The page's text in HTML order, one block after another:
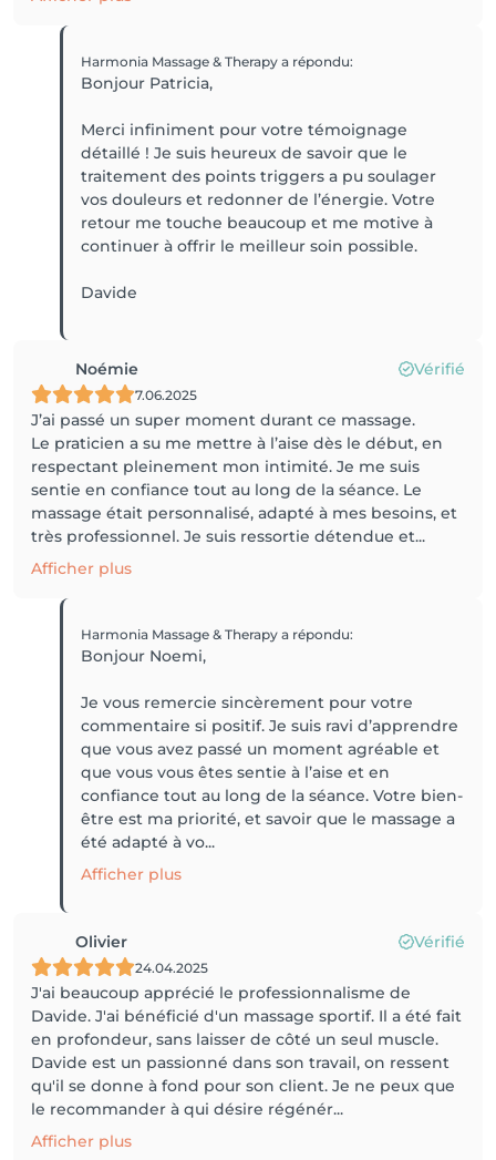
Harmonia Massage & Therapya répondu:
Bonjour Patricia,
Merci infiniment pour votre témoignage
détaillé ! Je suis heureux de savoir que le
traitement des points triggers a pu soulager
vos douleurs et redonner de l’énergie. Votre
retour me touche beaucoup et me motive à
continuer à offrir le meilleur soin possible.
Davide
Noémie Vérifié
7.06.2025
J’ai passé un super moment durant ce massage.
Le praticien a su me mettre à l’aise dès le début, en
respectant pleinement mon intimité. Je me suis
sentie en confiance tout au long de la séance. Le
massage était personnalisé, adapté à mes besoins, et
très professionnel. Je suis ressortie détendue et...
Afficher plus
Harmonia Massage & Therapya répondu:
Bonjour Noemi,
Je vous remercie sincèrement pour votre
commentaire si positif. Je suis ravi d’apprendre
que vous avez passé un moment agréable et
que vous vous êtes sentie à l’aise et en
confiance tout au long de la séance. Votre bien-
être est ma priorité, et savoir que le massage a
été adapté à vo...
Afficher plus
Olivier Vérifié
24.04.2025
J'ai beaucoup apprécié le professionnalisme de
Davide. J'ai bénéficié d'un massage sportif. Il a été fait
en profondeur, sans laisser de côté un seul muscle.
Davide est un passionné dans son travail, on ressent
qu'il se donne à fond pour son client. Je ne peux que
le recommander à qui désire régénér...
Afficher plus